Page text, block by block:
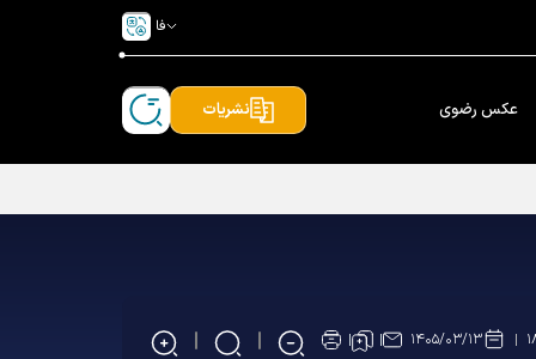
فا
عکس رضوی نشریات
۱۴۰۵/۰۳/۱۳